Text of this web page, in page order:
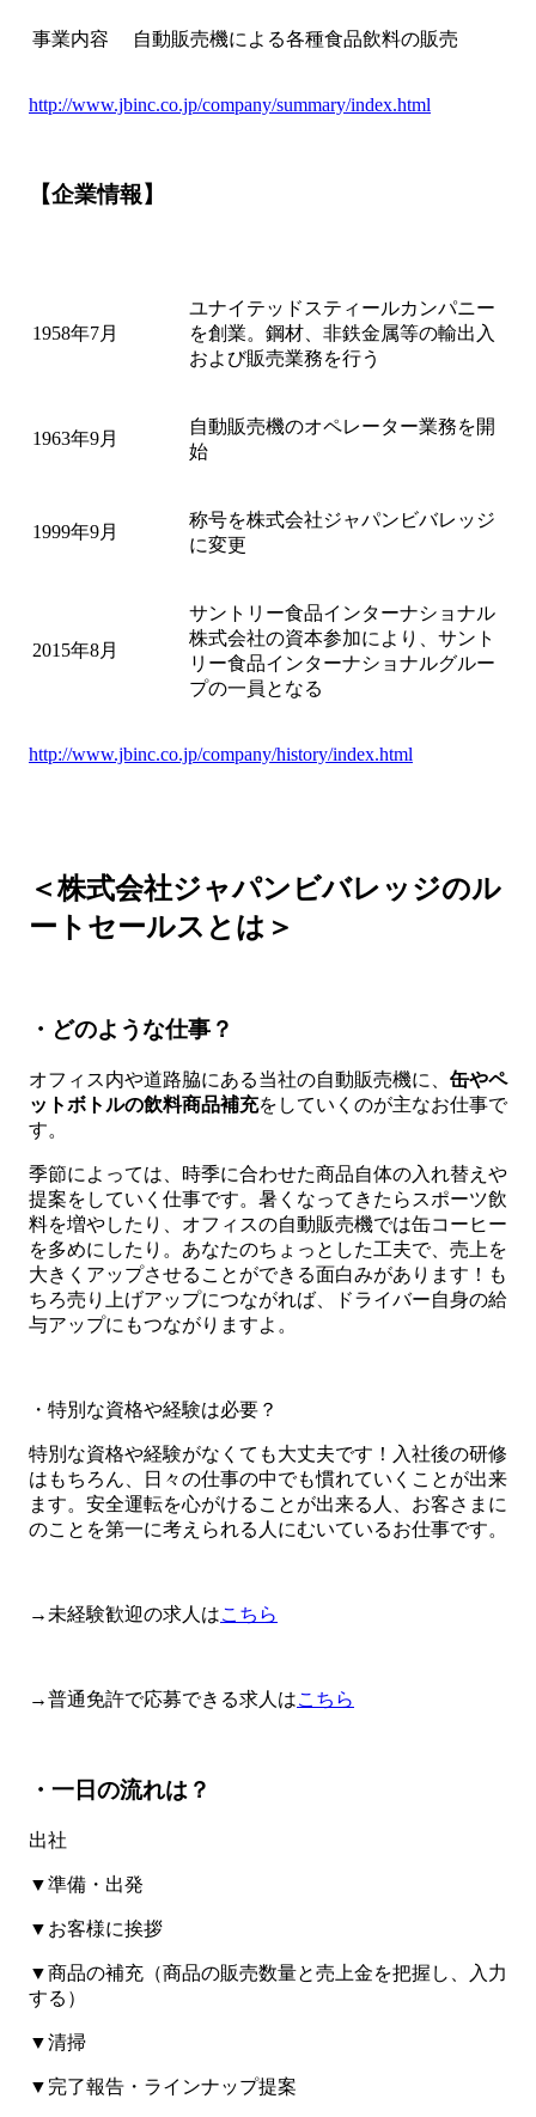
事業内容 自動販売機による各種食品飲料の販売
http://www.jbinc.co.jp/company/summary/index.html
【企業情報】
1958年7月
ユナイテッドスティールカンパニー
を創業。鋼材、非鉄金属等の輸出入
および販売業務を行う
1963年9月
自動販売機のオペレーター業務を開
始
1999年9月
称号を株式会社ジャパンビバレッジ
に変更
2015年8月
サントリー食品インターナショナル
株式会社の資本参加により、サント
リー食品インターナショナルグルー
プの一員となる
http://www.jbinc.co.jp/company/history/index.html
＜株式会社ジャパンビバレッジのル
ートセールスとは＞
・どのような仕事？
オフィス内や道路脇にある当社の自動販売機に、 缶やペ
ットボトルの飲料商品補充をしていくのが主なお仕事で
す。
季節によっては、時季に合わせた商品自体の入れ替えや
提案をしていく仕事です。暑くなってきたらスポーツ飲
料を増やしたり、オフィスの自動販売機では缶コーヒー
を多めにしたり。あなたのちょっとした工夫で、売上を
大きくアップさせることができる面白みがあります！も
ちろ売り上げアップにつながれば、ドライバー自身の給
与アップにもつながりますよ。
・特別な資格や経験は必要？
特別な資格や経験がなくても大丈夫です！入社後の研修
はもちろん、日々の仕事の中でも慣れていくことが出来
ます。安全運転を心がけることが出来る人、お客さまに
のことを第一に考えられる人にむいているお仕事です。
→未経験歓迎の求人はこちら
→普通免許で応募できる求人はこちら
・一日の流れは？
出社
▼準備・出発
▼お客様に挨拶
▼商品の補充（商品の販売数量と売上金を把握し、入力
する）
▼清掃
▼完了報告・ラインナップ提案